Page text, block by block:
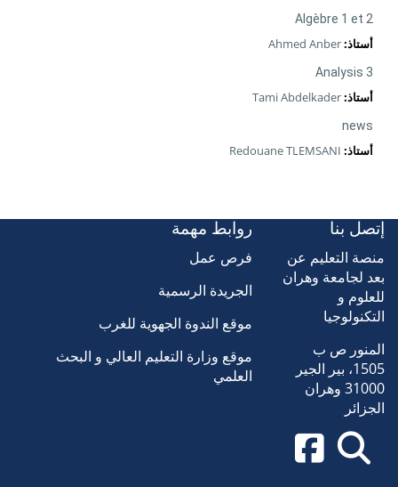
Algèbre 1 et 2
أستاذ:Ahmed Anber
Analysis 3
أستاذ:Tami Abdelkader
news
أستاذ: Redouane TLEMSANI
إتصل بنا
منصة التعليم عن
بعد لجامعة وهران
للعلوم و
التكنولوجيا
المنور ص ب
1505، بير الجير
31000 وهران
الجزائر
روابط مهمة
فرص عمل
الجريدة الرسمية
موقع الندوة الجهوية للغرب
موقع وزارة التعليم العالي و البحث
العلمي